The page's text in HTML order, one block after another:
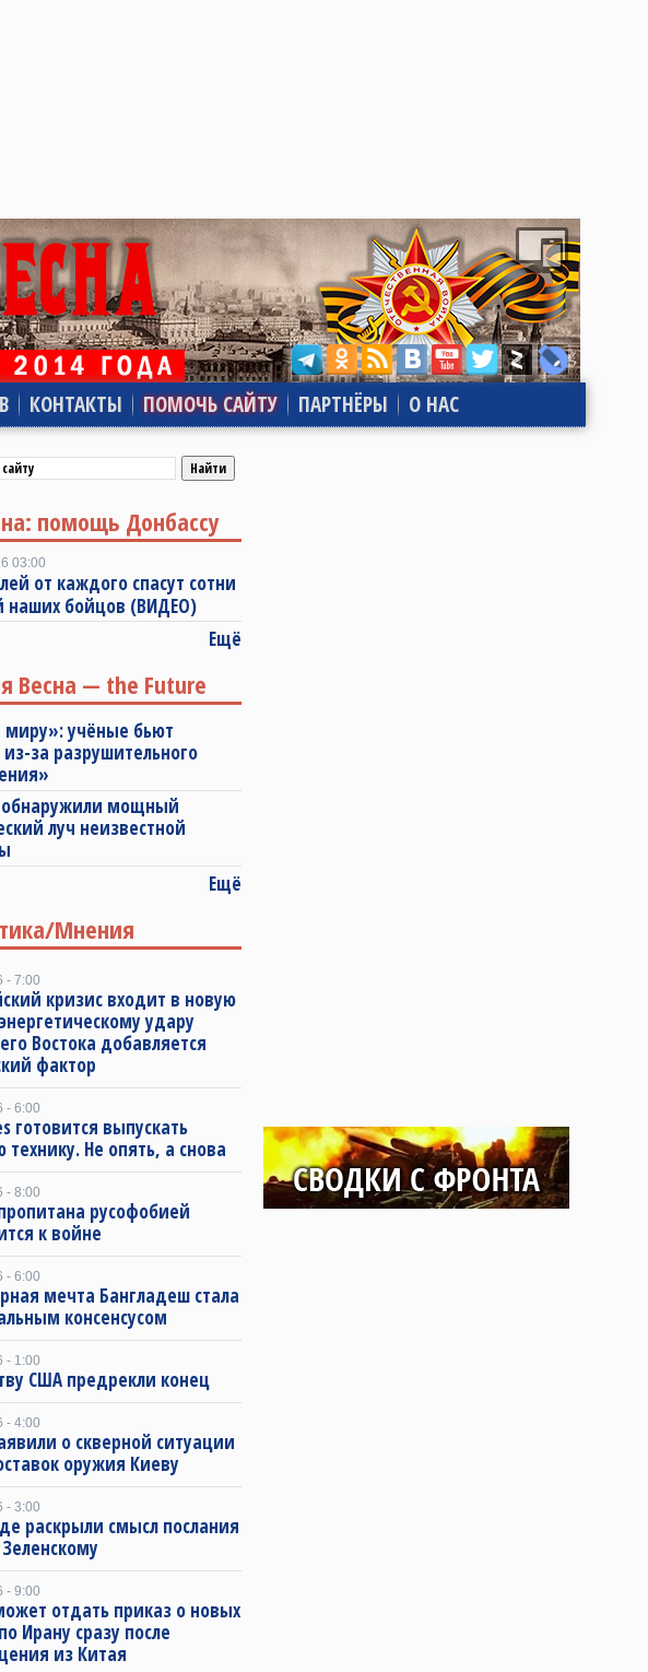
КОНТАКТЫ ПОМОЧЬ САЙТУ ПАРТНЁРЫ О НАС
помощь Донбассу
03:00
от каждого спасут сотни
наших бойцов (ВИДЕО)
Ещё
Весна — the Future
миру»: учёные бьют
из-за разрушительного
мощный
луч неизвестной
Ещё
Мнения
- 7:00
кризис входит в новую
удару
Востока добавляется
фактор
- 6:00
готовится выпускать
технику. Не опять, а снова
- 8:00
русофобией
к войне
- 6:00
мечта Бангладеш стала
консенсусом
- 1:00
США предрекли конец
- 4:00
о скверной ситуации
оружия Киеву
- 3:00
раскрыли смысл послания
- 9:00
отдать приказ о новых
Ирану сразу после
из Китая